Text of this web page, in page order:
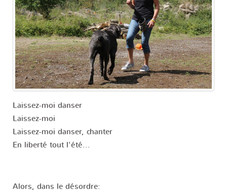
Laissez-moi danser
Laissez-moi
Laissez-moi danser, chanter
En liberté tout l'été...
Alors, dans le désordre: